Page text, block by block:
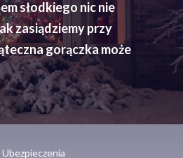
słodkiego nic nie
zasiądziemy przy
gorączka może